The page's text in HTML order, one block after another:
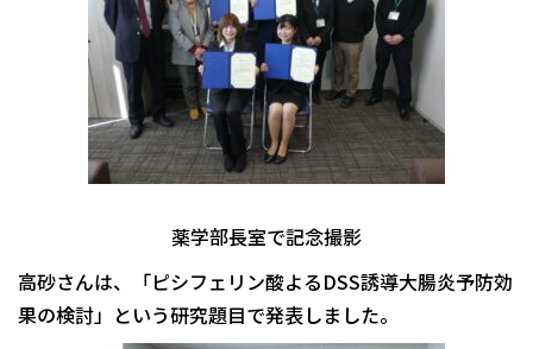
薬学部長室で記念撮影
高砂さんは、「ピシフェリン酸よるDSS誘導大腸炎予防効
果の検討」という研究題目で発表しました。